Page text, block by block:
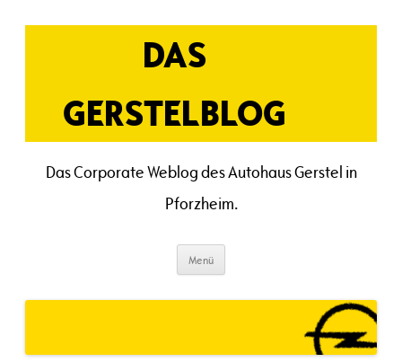
Inhalt
DAS
GERSTELBLOG
Das Corporate Weblog des Autohaus Gerstel in
Pforzheim.
Menü